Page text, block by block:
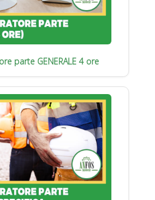
parte GENERALE 4 ore